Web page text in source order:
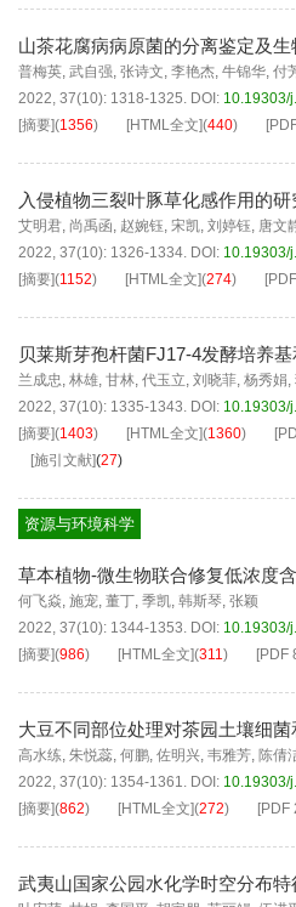
山茶花腐病病原菌的分离鉴定及生
普梅英, 武自强, 张诗文, 李艳杰, 牛锦华, 付
2022, 37(10): 1318-1325. DOI: 10.19303/
[摘要](1356) [HTML全文](440)
入侵植物三裂叶豚草化感作用的研
艾明君, 尚禹函, 赵婉钰, 宋凯, 刘婷钰, 唐文
2022, 37(10): 1326-1334. DOI: 10.19303/
[摘要](1152) [HTML全文](274) [PDF
贝莱斯芽孢杆菌FJ17-4发酵培养
兰成忠, 林雄, 甘林, 代玉立, 刘晓菲, 杨秀娟,
2022, 37(10): 1335-1343. DOI: 10.19303/
[摘要](1403) [HTML全文](1360)
[施引文献](27)
资源与环境科学
草本植物-微生物联合修复低浓度
何飞焱, 施宠, 董丁, 季凯, 韩斯琴, 张颖
2022, 37(10): 1344-1353. DOI: 10.19303/
[摘要](986) [HTML全文](311) [PDF
大豆不同部位处理对茶园土壤细
高水练, 朱悦蕊, 何鹏, 佐明兴, 韦雅芳, 陈倩
2022, 37(10): 1354-1361. DOI: 10.19303/
[摘要](862) [HTML全文](272) [PDF
武夷山国家公园水化学时空分布